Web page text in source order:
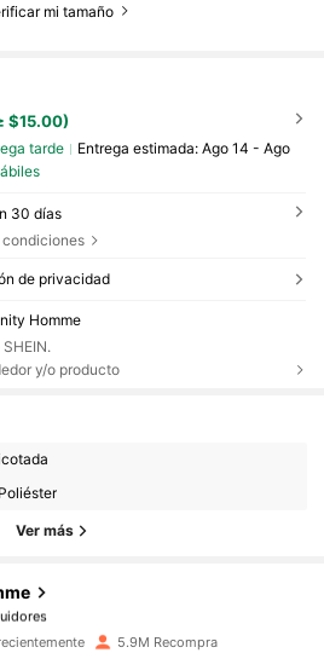
mi tamaño
$15.00)
tarde Entrega estimada: Ago 14 - Ago
30 días
condiciones
de privacidad
Homme
y/o producto
Ver más
6 horas
5.9M Recompra